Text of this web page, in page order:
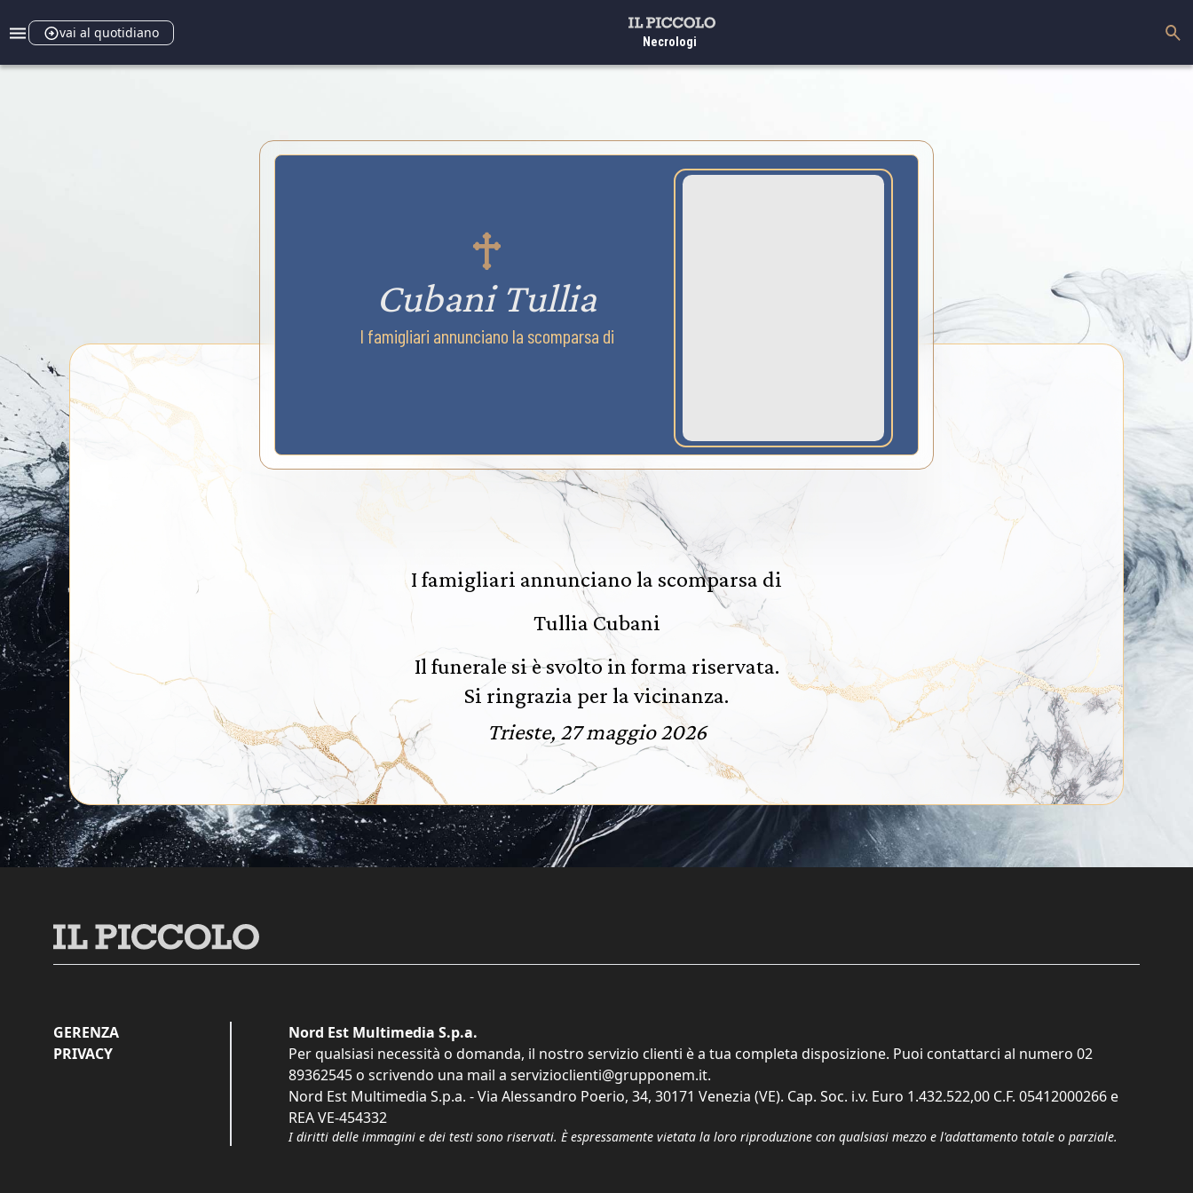
vai al quotidiano
Necrologi
Cubani Tullia
I famigliari annunciano la scomparsa di
I famigliari annunciano la scomparsa di
Tullia Cubani
Il funerale si è svolto in forma riservata.
Si ringrazia per la vicinanza.
Trieste, 27 maggio 2026
GERENZA
PRIVACY
Nord Est Multimedia S.p.a.
Per qualsiasi necessità o domanda, il nostro servizio clienti è a tua completa disposizione. Puoi contattarci al numero 02
89362545 o scrivendo una mail a servizioclienti@grupponem.it.
Nord Est Multimedia S.p.a. - Via Alessandro Poerio, 34, 30171 Venezia (VE). Cap. Soc. i.v. Euro 1.432.522,00 C.F. 05412000266 e
REA VE-454332
I diritti delle immagini e dei testi sono riservati. È espressamente vietata la loro riproduzione con qualsiasi mezzo e l'adattamento totale o parziale.